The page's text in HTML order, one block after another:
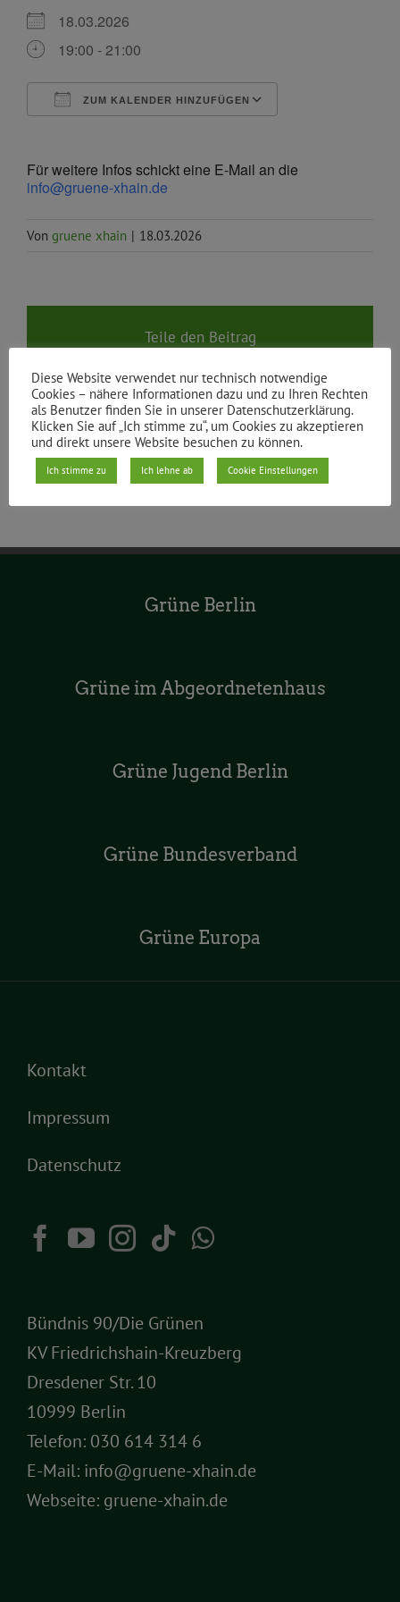
18.03.2026
19:00 - 21:00
ZUM KALENDER HINZUFÜGEN
Für weitere Infos schickt eine E-Mail an die
info@gruene-xhain.de
Von gruene xhain | 18.03.2026
Teile den Beitrag
Grüne Berlin
Grüne im Abgeordnetenhaus
Grüne Jugend Berlin
Grüne Bundesverband
Grüne Europa
Kontakt
Impressum
Datenschutz
Bündnis 90/Die Grünen
KV Friedrichshain-Kreuzberg
Dresdener Str. 10
10999 Berlin
Telefon: 030 614 314 6
E-Mail: info@gruene-xhain.de
Webseite: gruene-xhain.de
Diese Website verwendet nur technisch notwendige
Cookies – nähere Informationen dazu und zu Ihren Rechten
als Benutzer finden Sie in unserer Datenschutzerklärung.
Klicken Sie auf „Ich stimme zu“, um Cookies zu akzeptieren
und direkt unsere Website besuchen zu können.
Ich stimme zu Ich lehne ab Cookie Einstellungen